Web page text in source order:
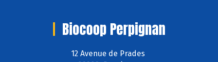
Biocoop Perpignan
12 Avenue de Prades